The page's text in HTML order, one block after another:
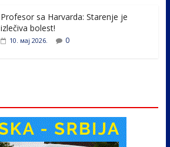
Profesor sa Harvarda: Starenje je
izlečiva bolest!
10. мај 2026. 0